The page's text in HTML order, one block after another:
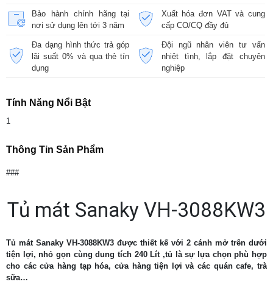
Bảo hành chính hãng tại
nơi sử dụng lên tới 3 năm
Xuất hóa đơn VAT và cung
cấp CO/CQ đầy đủ
Đa dạng hình thức trả góp
lãi suất 0% và qua thẻ tín
dụng
Đội ngũ nhân viên tư vấn
nhiệt tình, lắp đặt chuyên
nghiệp
Tính Năng Nổi Bật
1
Thông Tin Sản Phẩm
###
Tủ mát Sanaky VH-3088KW3
Tủ mát Sanaky VH-3088KW3 được thiết kế với 2 cánh mở trên dưới
tiện lợi, nhỏ gọn cùng dung tích 240 Lít ,tủ là sự lựa chọn phù hợp
cho các cửa hàng tạp hóa, cửa hàng tiện lợi và các quán cafe, trà
sữa…